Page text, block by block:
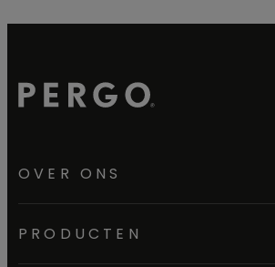
OVER ONS
PRODUCTEN